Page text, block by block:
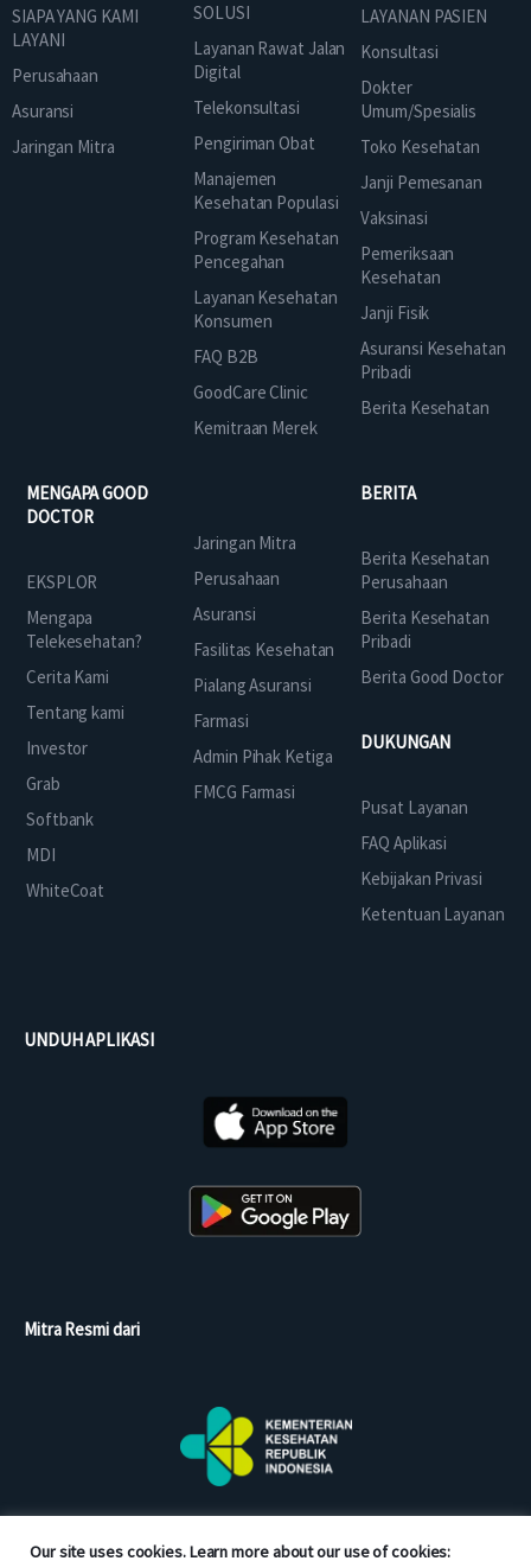
Our site uses cookies. Learn more about our use of cookies:
SIAPA YANG KAMI
LAYANI
Perusahaan
Asuransi
Jaringan Mitra
SOLUSI
Layanan Rawat Jalan
Digital
Telekonsultasi
Pengiriman Obat
Manajemen
Kesehatan Populasi
Program Kesehatan
Pencegahan
Layanan Kesehatan
Konsumen
FAQ B2B
GoodCare Clinic
Kemitraan Merek
LAYANAN PASIEN
Konsultasi
Dokter
Umum/Spesialis
Toko Kesehatan
Janji Pemesanan
Vaksinasi
Pemeriksaan
Kesehatan
Janji Fisik
Asuransi Kesehatan
Pribadi
Berita Kesehatan
MENGAPA GOOD
DOCTOR
EKSPLOR
Mengapa
Telekesehatan?
Cerita Kami
Tentang kami
Investor
Grab
Softbank
MDI
WhiteCoat
Jaringan Mitra
Perusahaan
Asuransi
Fasilitas Kesehatan
Pialang Asuransi
Farmasi
Admin Pihak Ketiga
FMCG Farmasi
BERITA
Berita Kesehatan
Perusahaan
Berita Kesehatan
Pribadi
Berita Good Doctor
DUKUNGAN
Pusat Layanan
FAQ Aplikasi
Kebijakan Privasi
Ketentuan Layanan
UNDUH APLIKASI
Mitra Resmi dari